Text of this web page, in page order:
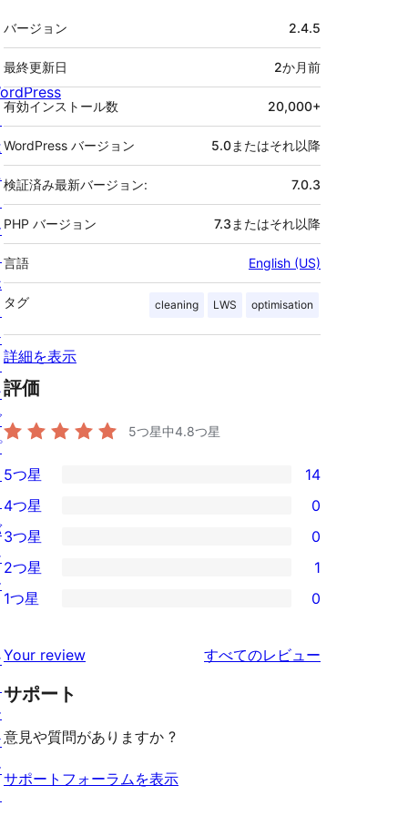
メ
タ
バージョン 2.4.5
最終更新日 2か月前
有効インストール数 20,000+
WordPress バージョン 5.0またはそれ以降
検証済み最新バージョン: 7.0.3
PHP バージョン 7.3またはそれ以降
言語 English (US)
タグ cleaning LWS optimisation
詳細を表示
評価
5つ星中4.8つ星
14
5-
星
レ
ビ
ー
5つ星 14
4-
星
レ
ュ
ー
4つ星 0
0
3-
星
ビ
ュ
3つ星 0
2-
レ
ビ
ー
2つ星 1
星
レ
ュ
ー
1つ星 0
Your review すべてのレビュー
サポート
意見や質問がありますか ?
サポートフォーラムを表示